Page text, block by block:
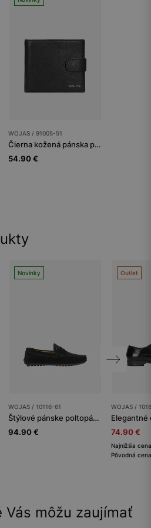
WOJAS / 91005-51
Čierna kožená pánska peňaženka
54.90 €
Novinky
WOJAS / 10116-61
Štýlové pánske poltopánky z jedinečného velúru
94.90 €
Outlet
WOJAS /
74.90 €
Najnižšia
Pôvodná
Vás môžu zaujímať